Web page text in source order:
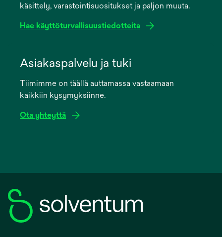
käsittely, varastointisuositukset ja paljon muuta.
Hae käyttöturvallisuustiedotteita
new
Asiakaspalvelu ja tuki
Tiimimme on täällä auttamassa vastaamaan
kaikkiin kysymyksiinne.
Ota yhteyttä